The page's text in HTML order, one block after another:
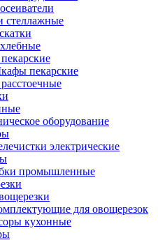
стеллажные
пекарские
оборудование
электрические
промышленные
для овощерезок
кухонные